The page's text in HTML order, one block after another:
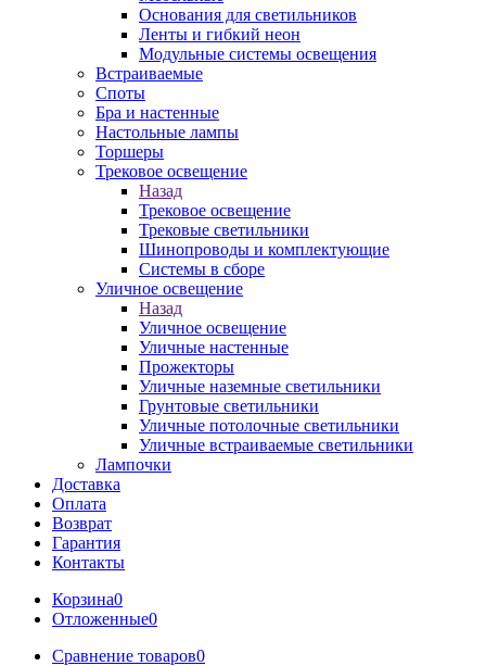
Основания для светильников
Ленты и гибкий неон
Модульные системы освещения
Встраиваемые
Споты
Бра и настенные
Настольные лампы
Торшеры
Трековое освещение
Назад
Трековое освещение
Трековые светильники
Шинопроводы и комплектующие
Системы в сборе
Уличное освещение
Назад
Уличное освещение
Уличные настенные
Прожекторы
Уличные наземные светильники
Грунтовые светильники
Уличные потолочные светильники
Уличные встраиваемые светильники
Лампочки
Доставка
Оплата
Возврат
Гарантия
Контакты
Корзина0
Отложенные0
Сравнение товаров0